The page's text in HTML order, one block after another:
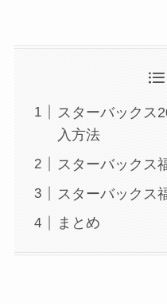
スターバックス
入方法
スターバックス
スターバックス
まとめ